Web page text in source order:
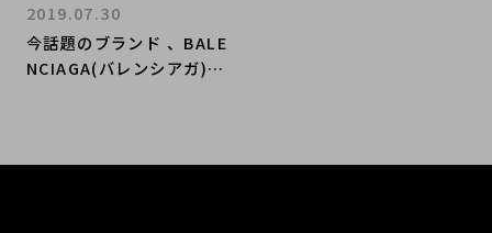
今話題のブランド 、BALE
NCIAGA(バレンシアガ)よ
2019.07.30